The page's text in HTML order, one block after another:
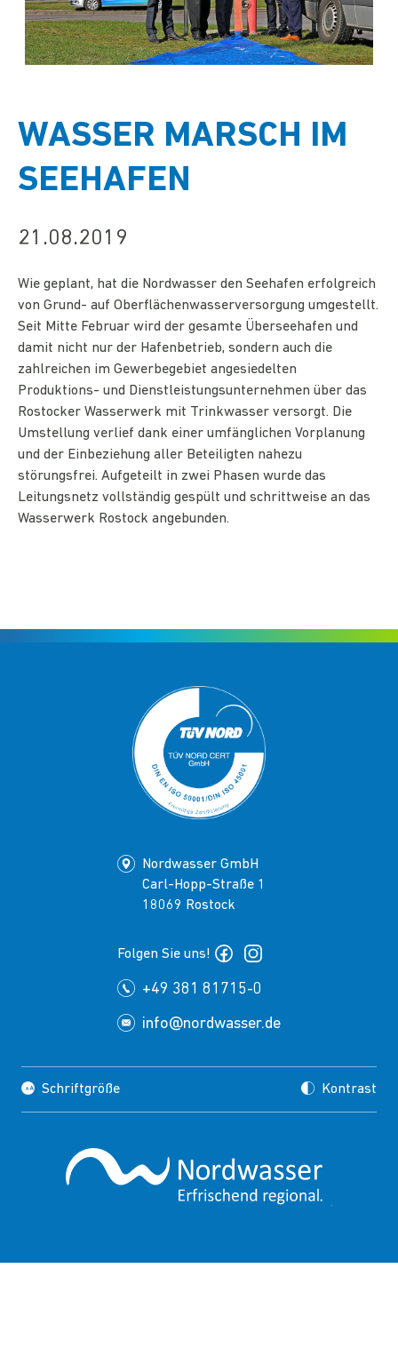
WASSER MARSCH IM
SEEHAFEN
21.08.2019
Wie geplant, hat die Nordwasser den Seehafen erfolgreich
von Grund- auf Oberflächenwasserversorgung umgestellt.
Seit Mitte Februar wird der gesamte Überseehafen und
damit nicht nur der Hafenbetrieb, sondern auch die
zahlreichen im Gewerbegebiet angesiedelten
Produktions- und Dienstleistungsunternehmen über das
Rostocker Wasserwerk mit Trinkwasser versorgt. Die
Umstellung verlief dank einer umfänglichen Vorplanung
und der Einbeziehung aller Beteiligten nahezu
störungsfrei. Aufgeteilt in zwei Phasen wurde das
Leitungsnetz vollständig gespült und schrittweise an das
Wasserwerk Rostock angebunden.
+49 381 81715-0
info@nordwasser.de
Nordwasser GmbH
Carl-Hopp-Straße 1
18069 Rostock
Folgen Sie uns!
Schriftgröße Kontrast